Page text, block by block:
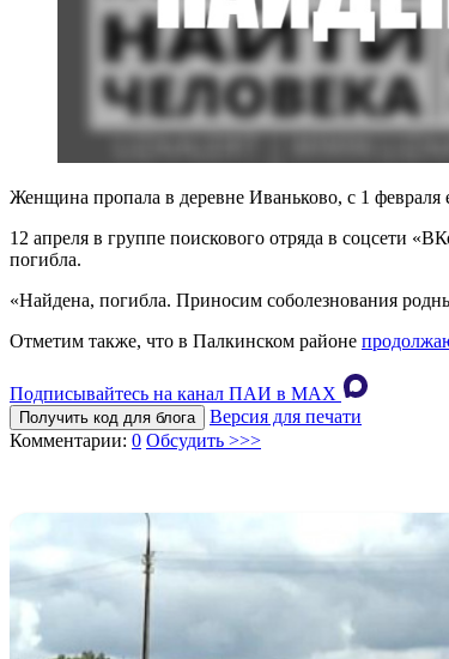
Женщина пропала в деревне Иваньково, с 1 февраля
12 апреля в группе поискового отряда в соцсети
погибла.
«Найдена, погибла. Приносим соболезнования
Отметим также, что в Палкинском районе
Подписывайтесь на канал ПАИ в MAХ
Получить код для блога
Версия для печати
Комментарии: 0 Обсудить >>>